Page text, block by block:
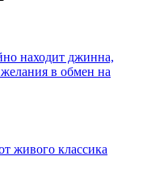
находит джинна,
в обмен на
живого классика